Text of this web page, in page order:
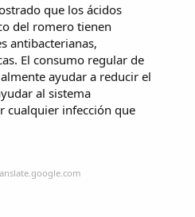
que los ácidos
del romero tienen
antibacterianas,
El consumo regular de
ayudar a reducir el
al sistema
cualquier infección que